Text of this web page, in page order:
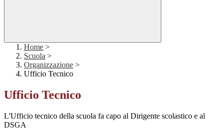
Home >
Scuola >
Organizzazione >
Ufficio Tecnico
Ufficio Tecnico
L'Ufficio tecnico della scuola fa capo al Dirigente scolastico e al
DSGA